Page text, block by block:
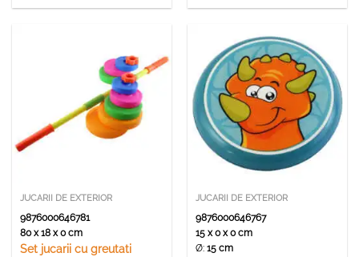
JUCARII DE EXTERIOR
9876000646781
80 x 18 x 0 cm
Set jucarii cu greutati
JUCARII DE EXTERIOR
9876000646767
15 x 0 x 0 cm
Ø:15 cm